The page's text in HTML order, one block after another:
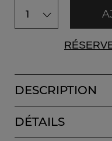
1
DESCRIPTION
DÉTAILS